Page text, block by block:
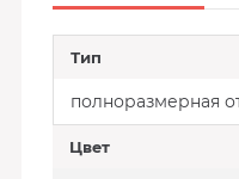
Тип
полноразмерная
Цвет